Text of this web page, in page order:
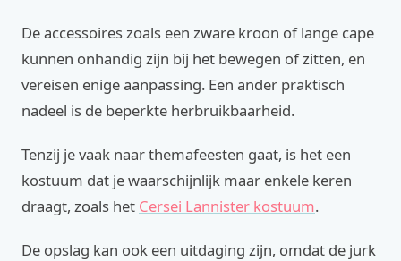
De accessoires zoals een zware kroon of lange cape
kunnen onhandig zijn bij het bewegen of zitten, en
vereisen enige aanpassing. Een ander praktisch
nadeel is de beperkte herbruikbaarheid.
Tenzij je vaak naar themafeesten gaat, is het een
kostuum dat je waarschijnlijk maar enkele keren
draagt, zoals het Cersei Lannister kostuum.
De opslag kan ook een uitdaging zijn, omdat de jurk